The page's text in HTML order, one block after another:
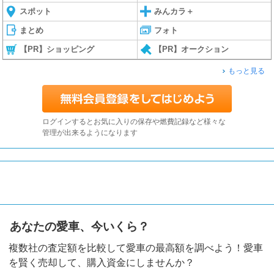
スポット みんカラ＋
まとめ フォト
【PR】ショッピング 【PR】オークション
もっと見る
ログインするとお気に入りの保存や燃費記録など様々な
管理が出来るようになります
あなたの愛車、今いくら？
複数社の査定額を比較して愛車の最高額を調べよう！愛車
を賢く売却して、購入資金にしませんか？